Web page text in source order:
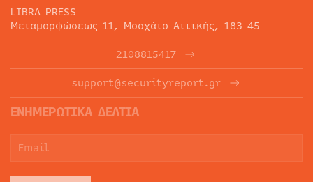
LIBRA PRESS
Μεταμορφώσεως 11, Μοσχάτο Αττικής, 183 45
2108815417
support@securityreport.gr
ΕΝΗΜΕΡΩΤΙΚΑ ΔΕΛΤΙΑ